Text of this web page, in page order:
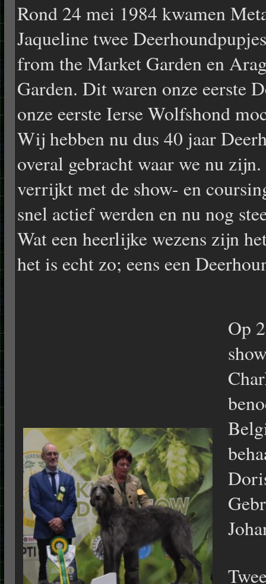
Rond 24 mei 1984 kwamen
Jaqueline twee
from the Market Garden en
Garden. Dit waren onze eerste
onze eerste Ierse Wolfshond
Wij hebben nu dus 40 jaar
overal gebracht waar we nu
verrijkt met de show- en
snel actief werden en nu nog
Wat een heerlijke wezens zijn
het is echt zo; eens een
Op